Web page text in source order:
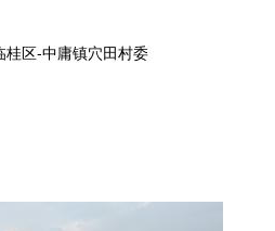
桂区-中庸镇穴田村委